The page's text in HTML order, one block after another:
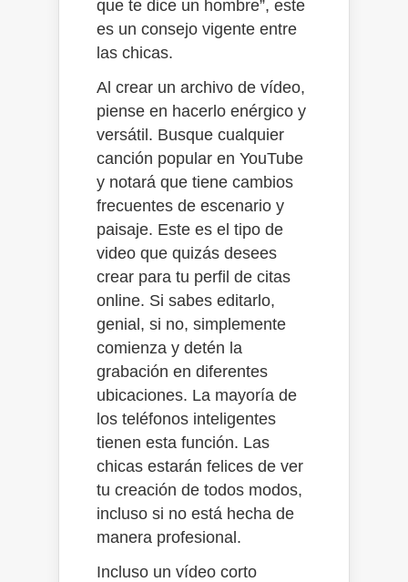
que te dice un hombre”, este
es un consejo vigente entre
las chicas.
Al crear un archivo de vídeo,
piense en hacerlo enérgico y
versátil. Busque cualquier
canción popular en YouTube
y notará que tiene cambios
frecuentes de escenario y
paisaje. Este es el tipo de
video que quizás desees
crear para tu perfil de citas
online. Si sabes editarlo,
genial, si no, simplemente
comienza y detén la
grabación en diferentes
ubicaciones. La mayoría de
los teléfonos inteligentes
tienen esta función. Las
chicas estarán felices de ver
tu creación de todos modos,
incluso si no está hecha de
manera profesional.
Incluso un vídeo corto